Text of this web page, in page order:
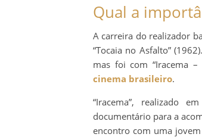
Qual a
A carreira do realizador
“Tocaia no Asfalto”
mas foi com “Iracema
cinema brasileiro.
“Iracema”, realizado
documentário para a
encontro com uma